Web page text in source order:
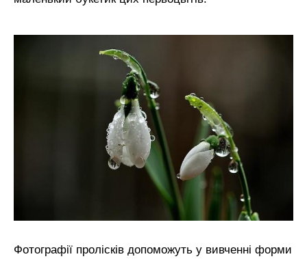
Фотографії пролісків допоможуть у вивченні форми